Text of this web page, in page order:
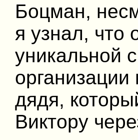
Боцман,
я узнал, что
уникальной
организации
дядя,
Виктору